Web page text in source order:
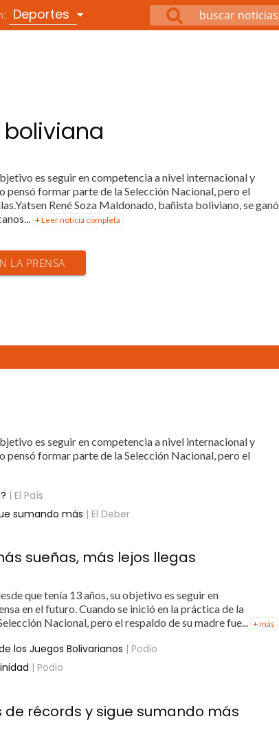
Deportes
es seguir en competencia a nivel internacional y
pensó formar parte de la Selección Nacional, pero el
René Soza Maldonado, bañista boliviano, se ganó
+ Leer noticia completa
LA PRENSA
es seguir en competencia a nivel internacional y
pensó formar parte de la Selección Nacional, pero el
| El País
sumando más | El Deber
sueñas, más lejos llegas
que tenía 13 años, su objetivo es seguir en
en el futuro. Cuando se inició en la práctica de la
Nacional, pero el respaldo de su madre fue... + más
los Juegos Bolivarianos | Podio
| Podio
récords y sigue sumando más